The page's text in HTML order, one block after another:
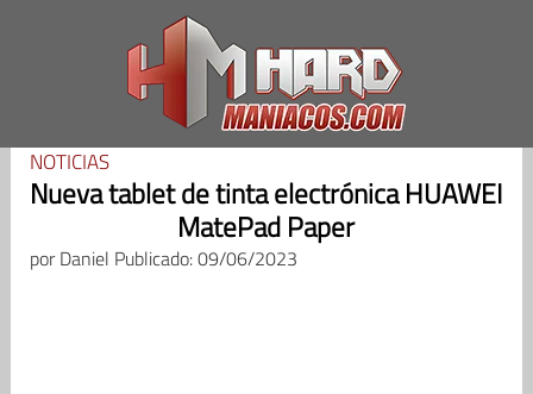
NOTICIAS
Nueva tablet de tinta electrónica HUAWEI
MatePad Paper
porDaniel Publicado: 09/06/2023